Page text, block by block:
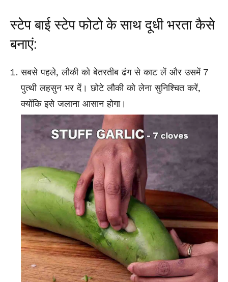
स्टेप बाई स्टेप फोटो के साथ दूधी भरता कैसे
बनाएं:
सबसे पहले, लौकी को बेतरतीब ढंग से काट लें और उसमें 7
पुत्थी लहसुन भर दें। छोटे लौकी को लेना सुनिश्चित करें,
क्योंकि इसे जलाना आसान होगा।